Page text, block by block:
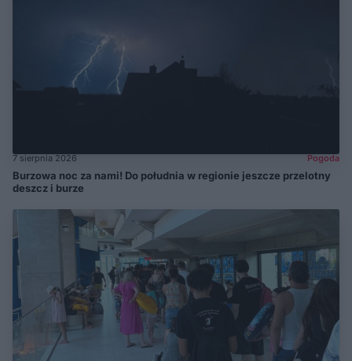
7 sierpnia 2026 Pogoda
Burzowa noc za nami! Do południa w regionie jeszcze przelotny
deszcz i burze